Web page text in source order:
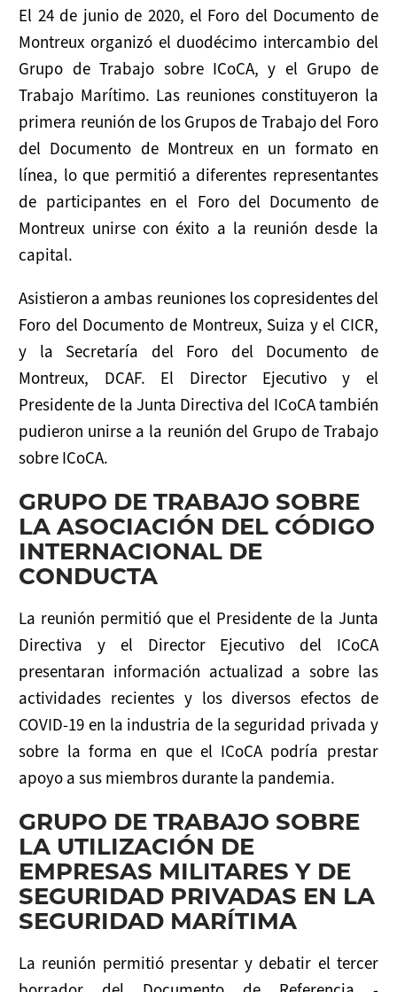
Aplicación
Apoyo
APOYA EL DOCUMENTO DE MONTREUX
Cómo Participar
NOTICIAS
RECURSOS
Instrumentos
Presentaciones
El 24 de junio de 2020, el Foro del Documento de
Montreux organizó el duodécimo intercambio del
Grupo de Trabajo sobre ICoCA, y el Grupo de
Trabajo Marítimo. Las reuniones constituyeron la
primera reunión de los Grupos de Trabajo del Foro
del Documento de Montreux en un formato en
línea, lo que permitió a diferentes representantes
de participantes en el Foro del Documento de
Montreux unirse con éxito a la reunión desde la
capital.
Asistieron a ambas reuniones los copresidentes del
Foro del Documento de Montreux, Suiza y el CICR,
y la Secretaría del Foro del Documento de
Montreux, DCAF. El Director Ejecutivo y el
Presidente de la Junta Directiva del ICoCA también
pudieron unirse a la reunión del Grupo de Trabajo
sobre ICoCA.
GRUPO DE TRABAJO SOBRE
LA ASOCIACIÓN DEL CÓDIGO
INTERNACIONAL DE
CONDUCTA
La reunión permitió que el Presidente de la Junta
Directiva y el Director Ejecutivo del ICoCA
presentaran información actualizad a sobre las
actividades recientes y los diversos efectos de
COVID-19 en la industria de la seguridad privada y
sobre la forma en que el ICoCA podría prestar
apoyo a sus miembros durante la pandemia.
GRUPO DE TRABAJO SOBRE
LA UTILIZACIÓN DE
EMPRESAS MILITARES Y DE
SEGURIDAD PRIVADAS EN LA
SEGURIDAD MARÍTIMA
La reunión permitió presentar y debatir el tercer